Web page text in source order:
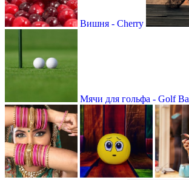
Вишня - Cherry
Мячи для гольфа - Golf